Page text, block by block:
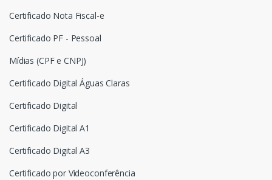
Certificado Nota Fiscal-e
Certificado PF - Pessoal
Mídias (CPF e CNPJ)
Certificado Digital Águas Claras
Certificado Digital
Certificado Digital A1
Certificado Digital A3
Certificado por Videoconferência